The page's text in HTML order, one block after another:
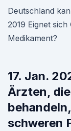
Deutschland
2019 Eignet
Medikament?
17. Jan.
Ärzten,
schweren